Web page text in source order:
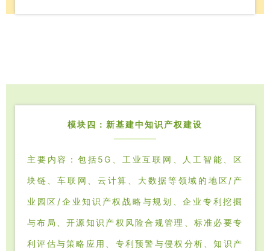
模块四：新基建中知识产权建设
主要内容：包括5G、工业互联网、人工智能、区
块链、车联网、云计算、大数据等领域的地区/产
业园区/企业知识产权战略与规划、企业专利挖掘
与布局、开源知识产权风险合规管理、标准必要专
利评估与策略应用、专利预警与侵权分析、知识产